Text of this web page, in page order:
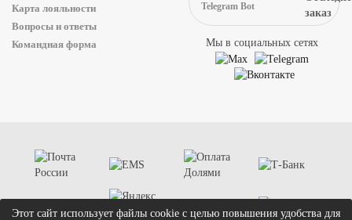
Карта лояльности
Вопросы и ответы
Командная форма
Telegram Bot
Мы в социальных сетях
Этот сайт использует файлы cookie с целью повышения удобства для